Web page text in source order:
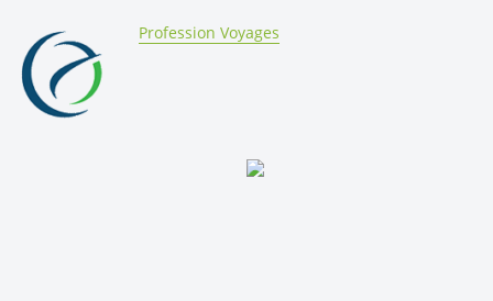
By:
Profession Voyages